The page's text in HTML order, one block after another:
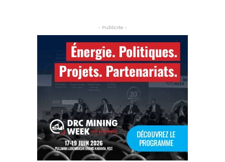
- Publicite -